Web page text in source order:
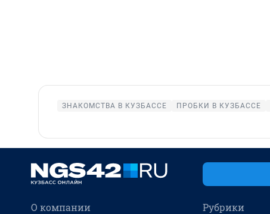
ЗНАКОМСТВА В КУЗБАССЕ ПРОБКИ В КУЗБАССЕ
О компании Рубрики